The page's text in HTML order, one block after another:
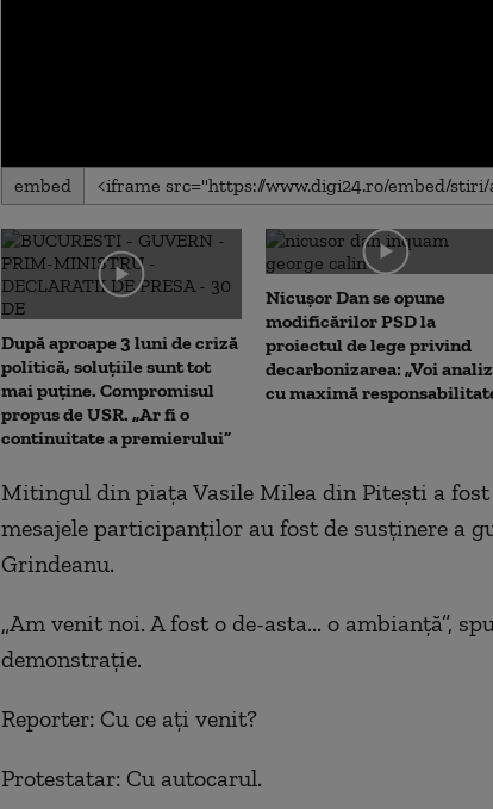
0
seconds
0
secondsVolume
90%
embed
După aproape 3 luni de criză
politică, soluțiile sunt tot
mai puține. Compromisul
propus de USR. „Ar fi o
continuitate a premierului”
Nicușor Dan se opune
modificărilor PSD la
proiectul de lege privind
decarbonizarea: „Voi
cu maximă
Mitingul din piaţa Vasile Milea din Piteşti a
mesajele participanţilor au fost de susţinere a
Grindeanu.
„Am venit noi. A fost o de-asta... o ambianţă”,
demonstraţie.
Reporter: Cu ce aţi venit?
Protestatar: Cu autocarul.